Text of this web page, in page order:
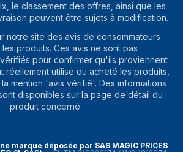
le classement des offres, ainsi que les
peuvent être sujets à modification.
notre site des avis de consommateurs
produits. Ces avis ne sont pas
pour confirmer qu'ils proviennent
réellement utilisé ou acheté les produits,
mention 'avis vérifié'. Des informations
disponibles sur la page de détail du
produit concerné.
marque déposée par SAS MAGIC PRICES